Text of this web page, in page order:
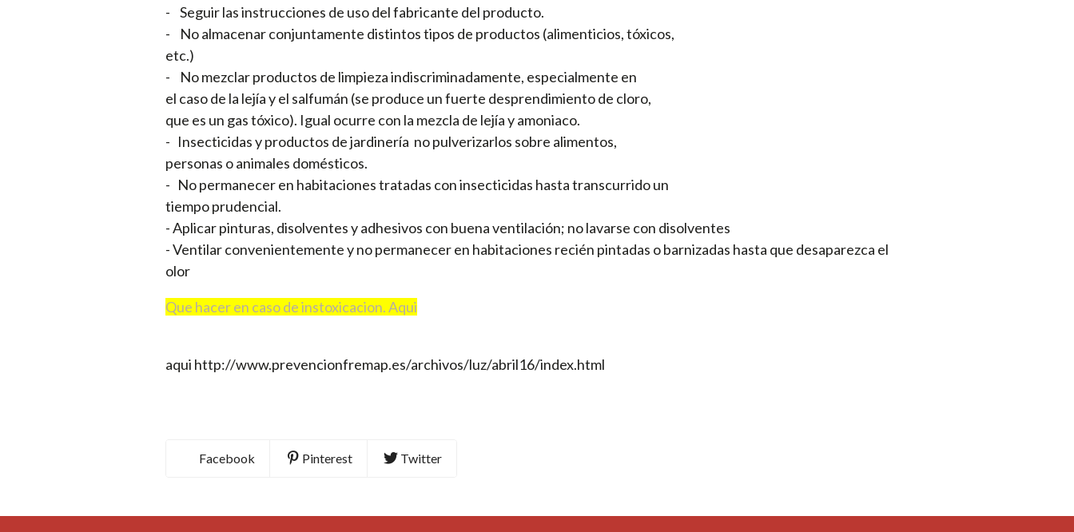
- Seguir las instrucciones de uso del fabricante del producto.
- No almacenar conjuntamente distintos tipos de productos (alimenticios, tóxicos,
etc.)
- No mezclar productos de limpieza indiscriminadamente, especialmente en
el caso de la lejía y el salfumán (se produce un fuerte desprendimiento de cloro,
que es un gas tóxico). Igual ocurre con la mezcla de lejía y amoniaco.
- Insecticidas y productos de jardinería no pulverizarlos sobre alimentos,
personas o animales domésticos.
- No permanecer en habitaciones tratadas con insecticidas hasta transcurrido un
tiempo prudencial.
- Aplicar pinturas, disolventes y adhesivos con buena ventilación; no lavarse con disolventes
- Ventilar convenientemente y no permanecer en habitaciones recién pintadas o barnizadas hasta que desaparezca el
olor
Que hacer en caso de instoxicacion. Aqui
aqui http://www.prevencionfremap.es/archivos/luz/abril16/index.html
Facebook Pinterest Twitter